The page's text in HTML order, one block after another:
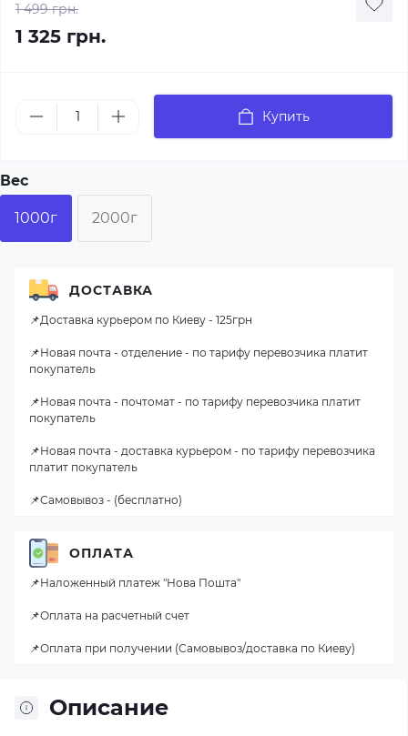
1 499 грн.
1 325 грн.
Купить
Вес
1000г 2000г
Описание
ДОСТАВКА
📌Доставка курьером по Киеву - 125грн
📌Новая почта - отделение - по тарифу перевозчика платит
покупатель
📌Новая почта - почтомат - по тарифу перевозчика платит
покупатель
📌Новая почта - доставка курьером - по тарифу перевозчика
платит покупатель
📌Самовывоз - (бесплатно)
ОПЛАТА
📌Наложенный платеж "Нова Пошта"
📌Оплата на расчетный счет
📌Оплата при получении (Самовывоз/доставка по Киеву)